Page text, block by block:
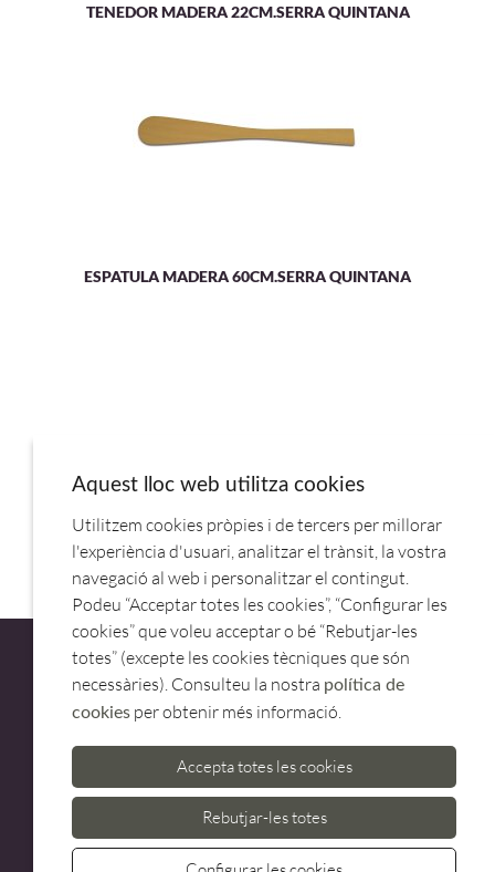
TENEDOR MADERA 22CM.SERRA QUINTANA
ESPATULA MADERA 60CM.SERRA QUINTANA
MINI BOWL FRIENDLY 6CM 20CL BLANCO 79016.APS
ATENCIÓ AL CLIENT
973 500 580
Aquest lloc web utilitza cookies
Utilitzem cookies pròpies i de tercers per millorar
l'experiència d'usuari, analitzar el trànsit, la vostra
navegació al web i personalitzar el contingut.
Podeu “Acceptar totes les cookies”, “Configurar les
cookies” que voleu acceptar o bé “Rebutjar-les
totes” (excepte les cookies tècniques que són
necessàries). Consulteu la nostra política de
cookies per obtenir més informació.
Accepta totes les cookies
Rebutjar-les totes